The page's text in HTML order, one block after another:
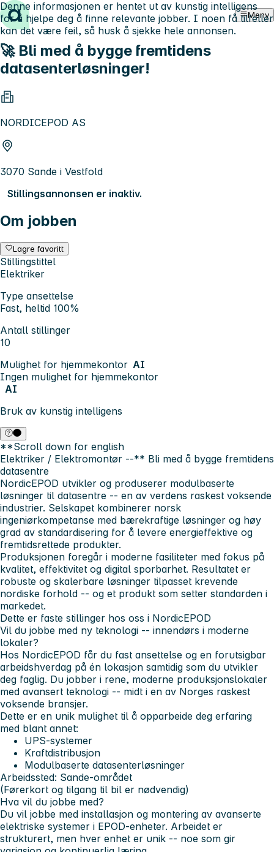
Hopp til innhold Meny
🚀 Bli med å bygge fremtidens
datasenterløsninger!
NORDICEPOD AS
3070 Sande i Vestfold
Stillingsannonsen er inaktiv.
Om jobben
Lagre favoritt
Stillingstittel
Elektriker
Type ansettelse
Fast, heltid 100%
Antall stillinger
10
Mulighet for hjemmekontor AI
Ingen mulighet for hjemmekontor
AI
Bruk av kunstig intelligens
Denne informasjonen er hentet ut av kunstig intelligens
for å hjelpe deg å finne relevante jobber. I noen få tilfeller
kan det være feil, så husk å sjekke hele annonsen.
**Scroll down for english
Elektriker / Elektromontør --** Bli med å bygge fremtidens
datasentre
NordicEPOD utvikler og produserer modulbaserte
løsninger til datasentre -- en av verdens raskest voksende
industrier. Selskapet kombinerer norsk
ingeniørkompetanse med bærekraftige løsninger og høy
grad av standardisering for å levere energieffektive og
fremtidsrettede produkter.
Produksjonen foregår i moderne fasiliteter med fokus på
kvalitet, effektivitet og digital sporbarhet. Resultatet er
robuste og skalerbare løsninger tilpasset krevende
nordiske forhold -- og et produkt som setter standarden i
markedet.
Dette er faste stillinger hos oss i NordicEPOD
Vil du jobbe med ny teknologi -- innendørs i moderne
lokaler?
Hos NordicEPOD får du fast ansettelse og en forutsigbar
arbeidshverdag på én lokasjon samtidig som du utvikler
deg faglig. Du jobber i rene, moderne produksjonslokaler
med avansert teknologi -- midt i en av Norges raskest
voksende bransjer.
Dette er en unik mulighet til å opparbeide deg erfaring
med blant annet:
UPS-systemer
Kraftdistribusjon
Modulbaserte datasenterløsninger
Arbeidssted: Sande-området
(Førerkort og tilgang til bil er nødvendig)
Hva vil du jobbe med?
Du vil jobbe med installasjon og montering av avanserte
elektriske systemer i EPOD-enheter. Arbeidet er
strukturert, men hver enhet er unik -- noe som gir